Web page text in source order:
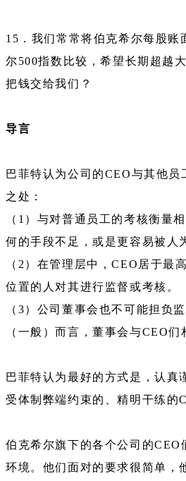
15．我们常常将伯克希尔每股账
尔500指数比较，希望长期超越
把钱交给我们？
导言
巴菲特认为公司的CEO与其他员
之处：
（1）与对普通员工的考核衡量
何的手段不足，或是更容易被人
（2）在管理层中，CEO居于最
位置的人对其进行监督或考核。
（3）公司董事会也不可能担负
（一般）而言，董事会与CEO们
巴菲特认为最好的方式是，认真
受体制弊端约束的、精明干练的
伯克希尔旗下的各个公司的CEO
环境。他们面对的要求很简单，